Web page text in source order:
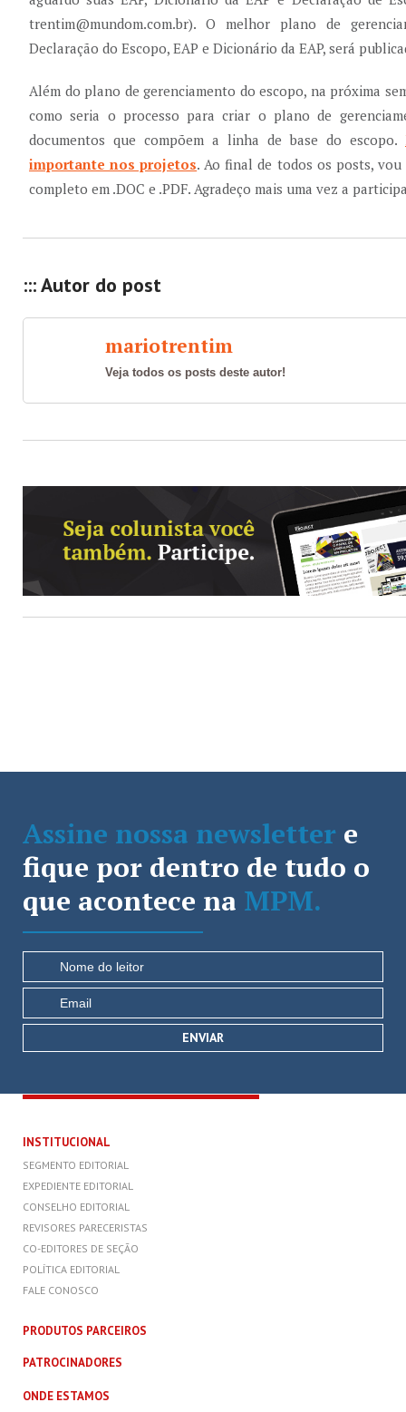
trentim@mundom.com.br). O melhor plano de
Declaração do Escopo, EAP e Dicionário da EAP, será
Além do plano de gerenciamento do escopo, na próxima
como seria o processo para criar o plano de
documentos que compõem a linha de base do escopo.
importante nos projetos. Ao final de todos os posts,
completo em .DOC e .PDF. Agradeço mais uma vez a
::: Autor do post
mariotrentim
Veja todos os posts deste autor!
Assine nossa newsletter e
fique por dentro de tudo o
que acontece na MPM.
INSTITUCIONAL
SEGMENTO EDITORIAL
EXPEDIENTE EDITORIAL
CONSELHO EDITORIAL
REVISORES PARECERISTAS
CO-EDITORES DE SEÇÃO
POLÍTICA EDITORIAL
FALE CONOSCO
PRODUTOS PARCEIROS
PATROCINADORES
ONDE ESTAMOS